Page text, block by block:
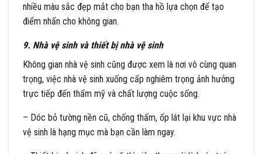
nhiều màu sắc đẹp mắt cho bạn tha hồ lựa chọn để tạo
điểm nhấn cho không gian.
9. Nhà vệ sinh và thiết bị nhà vệ sinh
Không gian nhà vệ sinh cũng được xem là nơi vô cùng quan
trọng, việc nhà vệ sinh xuống cấp nghiêm trọng ảnh hưởng
trực tiếp đến thẩm mỹ và chất lượng cuộc sống.
– Dóc bỏ tường nền cũ, chống thấm, ốp lát lại khu vực nhà
vệ sinh là hạng mục mà bạn cần làm ngay.